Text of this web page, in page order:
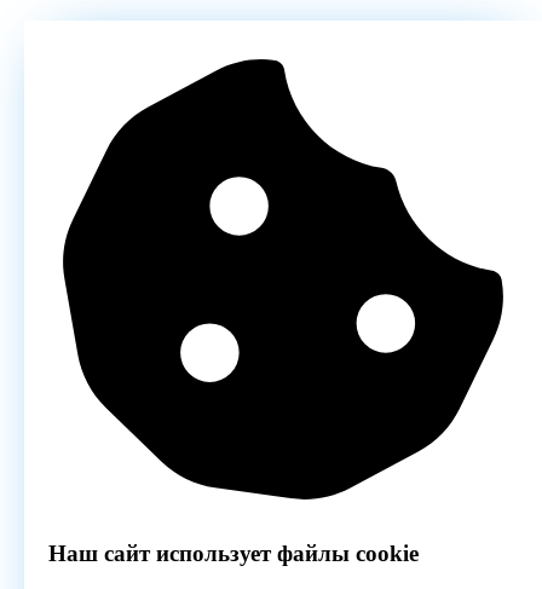
Наш сайт использует файлы cookie